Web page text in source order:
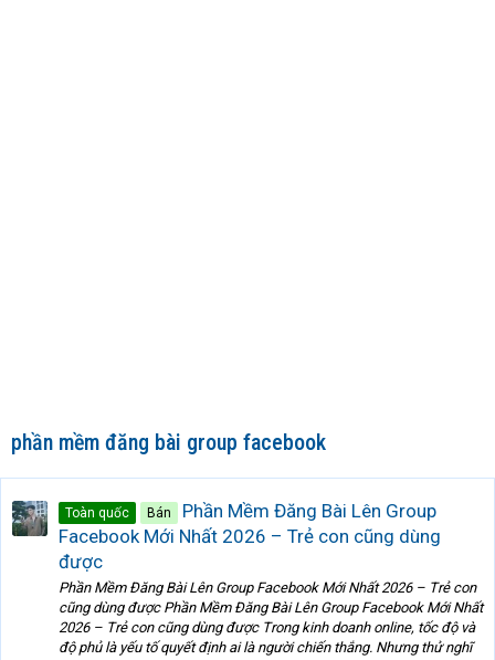
phần mềm đăng bài group facebook
Toàn quốc Bán
Phần Mềm Đăng Bài Lên Group
Facebook Mới Nhất 2026 – Trẻ con cũng dùng
được
Phần Mềm Đăng Bài Lên Group Facebook Mới Nhất 2026 – Trẻ con
cũng dùng được Phần Mềm Đăng Bài Lên Group Facebook Mới Nhất
2026 – Trẻ con cũng dùng được Trong kinh doanh online, tốc độ và
độ phủ là yếu tố quyết định ai là người chiến thắng. Nhưng thử nghĩ